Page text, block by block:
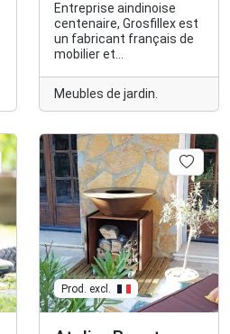
Entreprise aindinoise
centenaire, Grosfillex est
un fabricant français de
mobilier et
intérieurs : mobilier de
jardin, abris et
revêtements muraux
décoratifs.
Meubles de jardin.
Prod. excl.